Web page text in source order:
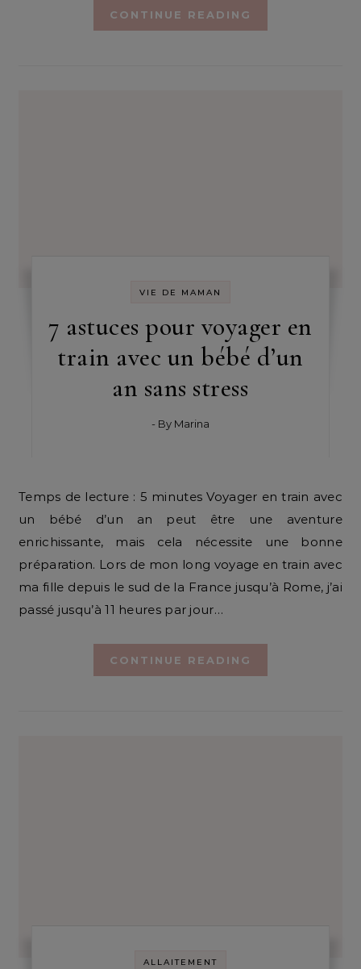
CONTINUE READING
VIE DE MAMAN
7 astuces pour voyager en
train avec un bébé d’un
an sans stress
- By Marina
Temps de lecture : 5 minutes Voyager en train avec
un bébé d’un an peut être une aventure
enrichissante, mais cela nécessite une bonne
préparation. Lors de mon long voyage en train avec
ma fille depuis le sud de la France jusqu’à Rome, j’ai
passé jusqu’à 11 heures par jour…
CONTINUE READING
ALLAITEMENT